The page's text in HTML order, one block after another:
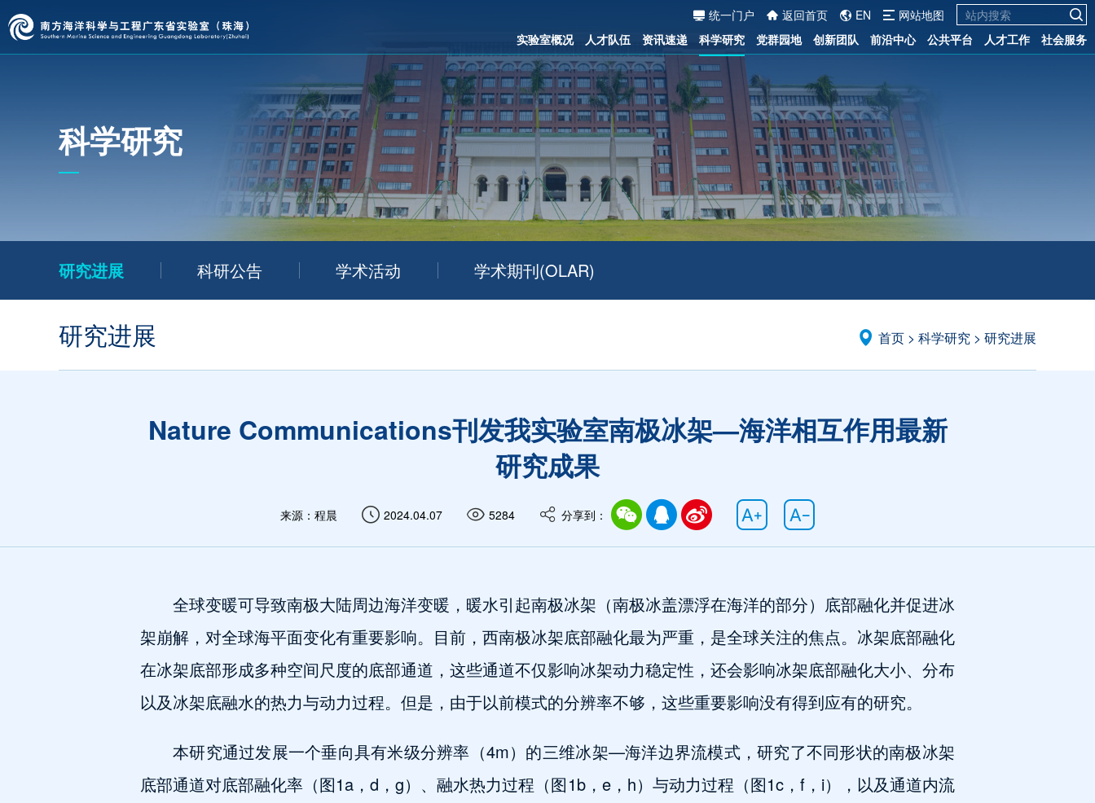
统一门户 返回首页 EN
网站地图
实验室概况
人才队伍 资讯速递 科学研究 党群园地 创新团队 前沿中心 公共平台 人才工作 社会服务
科学研究
研究进展 科研公告 学术活动 学术期刊(OLAR)
研究进展 首页 > 科学研究 > 研究进展
Nature Communications刊发我实验室南极冰架—海洋相互作用最新
研究成果
来源：程晨 2024.04.07 5284 分享到：
全球变暖可导致南极大陆周边海洋变暖，暖水引起南极冰架（南极冰盖漂浮在海洋的部分）底部融化并促进冰
架崩解，对全球海平面变化有重要影响。目前，西南极冰架底部融化最为严重，是全球关注的焦点。冰架底部融化
在冰架底部形成多种空间尺度的底部通道，这些通道不仅影响冰架动力稳定性，还会影响冰架底部融化大小、分布
以及冰架底融水的热力与动力过程。但是，由于以前模式的分辨率不够，这些重要影响没有得到应有的研究。
本研究通过发展一个垂向具有米级分辨率（4m）的三维冰架—海洋边界流模式，研究了不同形状的南极冰架
底部通道对底部融化率（图1a，d，g）、融水热力过程（图1b，e，h）与动力过程（图1c，f，i），以及通道内流